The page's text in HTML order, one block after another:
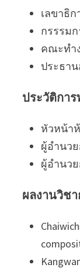
เลขาธิ
กรรรม
คณะทำ
ประธา
ประวัติกา
หัวหน้า
ผู้อำนว
ผู้อำนว
ผลงานวิชา